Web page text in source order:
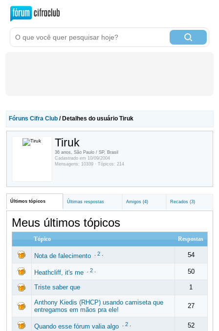
Fóruns Cifra Club/ Detalhes do usuário Tiruk
Tiruk
36 anos, São Paulo / SP, Brasil
Cadastrado em 10/09/2004
Mensagens: 10339 · Tópicos: 214
Últimos tópicos Últimas respostas Amigos (4) Recados (3)
Meus últimos tópicos
Tópico Respostas
Nota de falecimento 2. 54
Heathcliff, it's me 2. 50
Triste saber que 1
Anthony Kiedis (RHCP) usando camiseta que
entregamos em mãos pra ele!
27
Quando esse fórum valia algo 2. 52